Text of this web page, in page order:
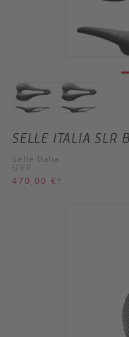
SELLE ITALIA SLR
Selle Italia
UVP
470,00 € *